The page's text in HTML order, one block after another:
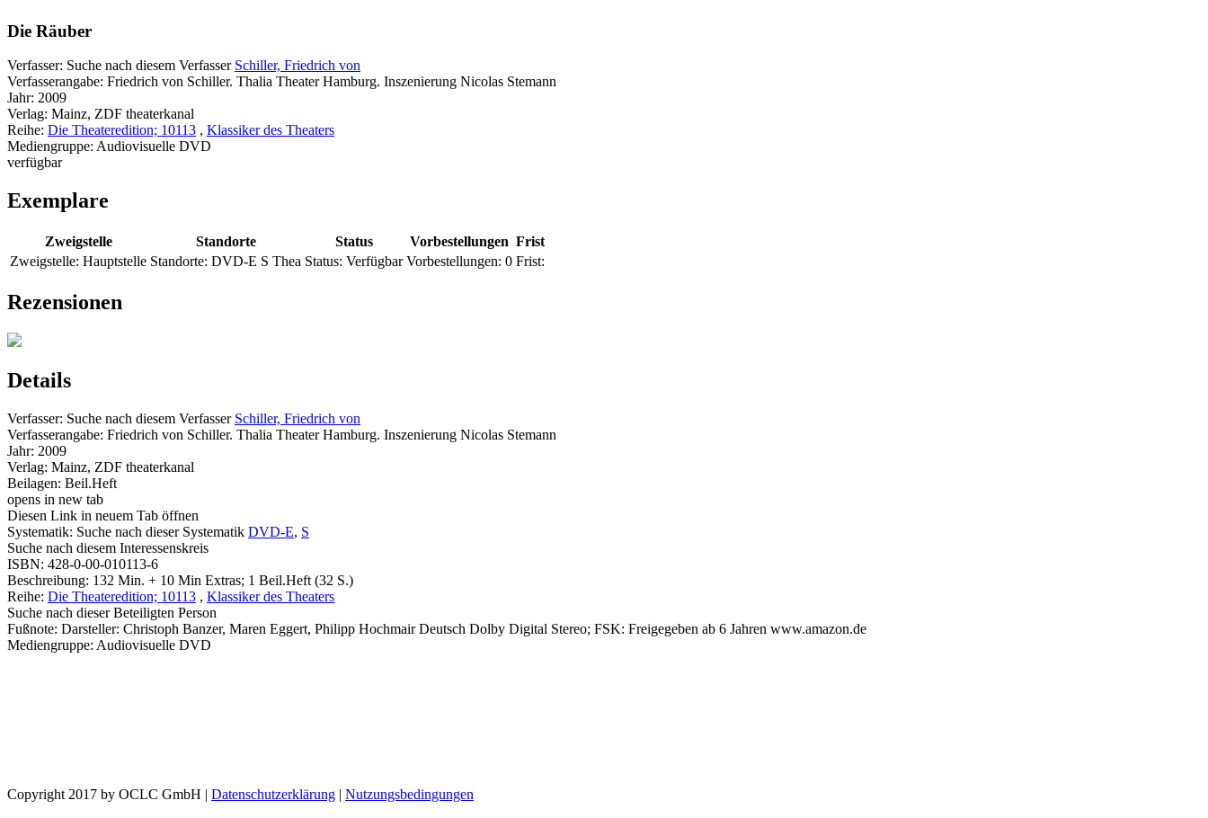
Die Räuber
Verfasser: Suche nach diesem Verfasser Schiller, Friedrich von
Verfasserangabe: Friedrich von Schiller. Thalia Theater Hamburg. Inszenierung Nicolas Stemann
Jahr: 2009
Verlag: Mainz, ZDF theaterkanal
Reihe: Die Theateredition; 10113 , Klassiker des Theaters
Mediengruppe: Audiovisuelle DVD
verfügbar
Exemplare
Zweigstelle Standorte Status Vorbestellungen Frist
Zweigstelle: Hauptstelle Standorte: DVD-E S Thea Status: Verfügbar Vorbestellungen: 0 Frist:
Rezensionen
Details
Verfasser: Suche nach diesem Verfasser Schiller, Friedrich von
Verfasserangabe: Friedrich von Schiller. Thalia Theater Hamburg. Inszenierung Nicolas Stemann
Jahr: 2009
Verlag: Mainz, ZDF theaterkanal
Beilagen: Beil.Heft
opens in new tab
Diesen Link in neuem Tab öffnen
Systematik: Suche nach dieser Systematik DVD-E, S
Suche nach diesem Interessenskreis
ISBN: 428-0-00-010113-6
Beschreibung: 132 Min. + 10 Min Extras; 1 Beil.Heft (32 S.)
Reihe: Die Theateredition; 10113 , Klassiker des Theaters
Suche nach dieser Beteiligten Person
Fußnote: Darsteller: Christoph Banzer, Maren Eggert, Philipp Hochmair Deutsch Dolby Digital Stereo; FSK: Freigegeben ab 6 Jahren www.amazon.de
Mediengruppe: Audiovisuelle DVD
Copyright 2017 by OCLC GmbH | Datenschutzerklärung | Nutzungsbedingungen